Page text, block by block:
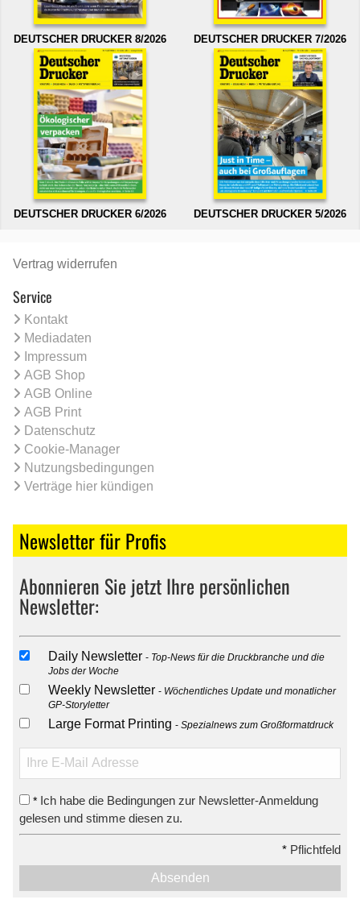
DEUTSCHER DRUCKER 8/2026 DEUTSCHER DRUCKER 7/2026
DEUTSCHER DRUCKER 6/2026 DEUTSCHER DRUCKER 5/2026
Vertrag widerrufen
Service
Kontakt
Mediadaten
Impressum
AGB Shop
AGB Online
AGB Print
Datenschutz
Cookie-Manager
Nutzungsbedingungen
Verträge hier kündigen
Newsletter für Profis
Abonnieren Sie jetzt Ihre persönlichen
Newsletter:
Daily Newsletter
Top-News für die Druckbranche und die
Jobs der Woche
Weekly Newsletter
Wöchentliches Update und monatlicher
GP-Storyletter
Large Format Printing Spezialnews zum Großformatdruck
* Ich habe die Bedingungen zur Newsletter-Anmeldung
gelesen und stimme diesen zu.
* Pflichtfeld
Absenden